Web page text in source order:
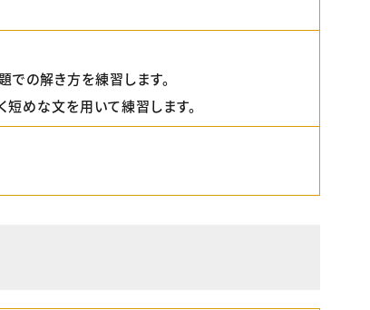
での解き方を練習します。
短めな文を用いて練習します。